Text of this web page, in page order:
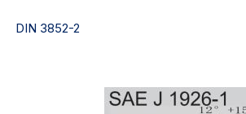
DIN 3852-2